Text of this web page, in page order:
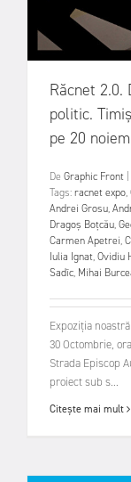
Răcnet 2.0.
politic.
pe 20
De Graphic Front
Tags:racnet expo,
Andrei Grosu,
Dragoș Boțcău,
Carmen Apetrei,
Iulia Ignat,Ovidiu
Sadîc, Mihai
Expoziția
30 Octombrie,
Strada Episcop
proiect sub s...
Citește mai mult